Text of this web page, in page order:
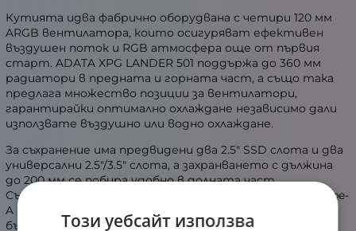
Кутията идва фабрично оборудвана с четири 120 мм
ARGB вентилатора, които осигуряват ефективен
въздушен поток и RGB атмосфера още от първия
старт. ADATA XPG LANDER 501 поддържа до 360 мм
радиатори в предната и горната част, а също така
предлага множество позиции за вентилатори,
гарантирайки оптимално охлаждане независимо дали
използвате въздушно или водно охлаждане.
За съхранение има предвидени два 2.5" SSD слота и два
универсални 2.5"/3.5" слота, а захранването с дължина
до 200 мм се побира удобно в долната част.
Съвременният I/O панел с USB Type-C и два USB 3.2 Type-
A порта осигурява удобна свързаност за периферия и
бъдещи устройства. Всичко това е побрано в здраво
Този уебсайт използва